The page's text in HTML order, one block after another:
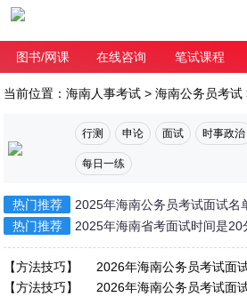
图书/网课 在线咨询 笔试课程
当前位置：海南人事考试 >海南公务员考试
行测 申论 面试 时事政治
每日一练
热门推荐
2025年海南公务员考试面试名
看？
热门推荐
2025年海南省考面试时间是20
【方法技巧】 2026年海南公务员考试面
【方法技巧】 2026年海南公务员考试面